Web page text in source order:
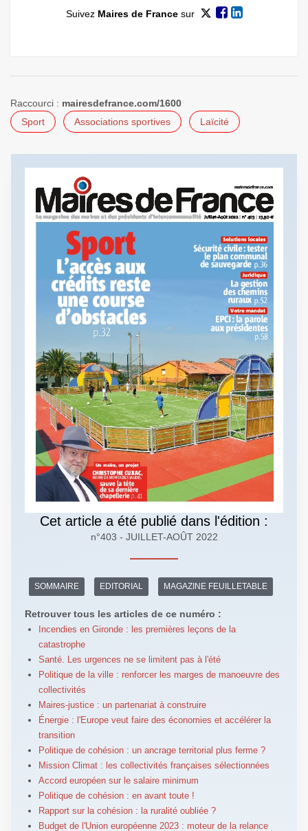
Suivez Maires de Francesur
Raccourci : mairesdefrance.com/1600
Sport
Associations sportives Laïcité
Cet article a été publié dans l'édition :
n°403 - JUILLET-AOÛT 2022
SOMMAIRE EDITORIAL MAGAZINE FEUILLETABLE
Retrouver tous les articles de ce numéro :
Incendies en Gironde : les premières leçons de la
catastrophe
Santé. Les urgences ne se limitent pas à l'été
Politique de la ville : renforcer les marges de manoeuvre des
collectivités
Maires-justice : un partenariat à construire
Énergie : l'Europe veut faire des économies et accélérer la
transition
Politique de cohésion : un ancrage territorial plus ferme ?
Mission Climat : les collectivités françaises sélectionnées
Accord européen sur le salaire minimum
Politique de cohésion : en avant toute !
Rapport sur la cohésion : la ruralité oubliée ?
Budget de l'Union européenne 2023 : moteur de la relance